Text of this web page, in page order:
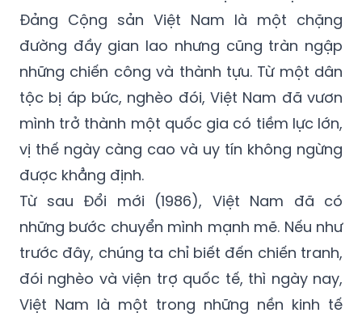
Đảng Cộng sản Việt Nam là một chặng
đường đầy gian lao nhưng cũng tràn ngập
những chiến công và thành tựu. Từ một dân
tộc bị áp bức, nghèo đói, Việt Nam đã vươn
mình trở thành một quốc gia có tiềm lực lớn,
vị thế ngày càng cao và uy tín không ngừng
được khẳng định.
Từ sau Đổi mới (1986), Việt Nam đã có
những bước chuyển mình mạnh mẽ. Nếu như
trước đây, chúng ta chỉ biết đến chiến tranh,
đói nghèo và viện trợ quốc tế, thì ngày nay,
Việt Nam là một trong những nền kinh tế